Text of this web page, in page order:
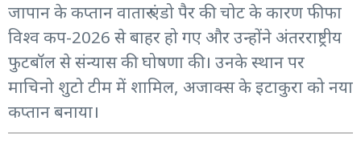
जापान के कप्तान वातारु एंडो पैर की चोट के कारण फीफा
विश्व कप-2026 से बाहर हो गए और उन्होंने अंतरराष्ट्रीय
फुटबॉल से संन्यास की घोषणा की। उनके स्थान पर
माचिनो शुटो टीम में शामिल, अजाक्स के इटाकुरा को नया
कप्तान बनाया।